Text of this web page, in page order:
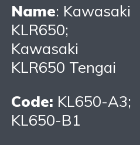
Name: Kawasaki
KLR650;
Kawasaki
KLR650 Tengai
Code: KL650-A3;
KL650-B1